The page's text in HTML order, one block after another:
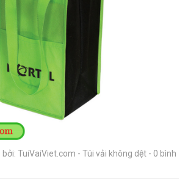
TuiVaiViet.com - Túi vải không dệt - 0 bình